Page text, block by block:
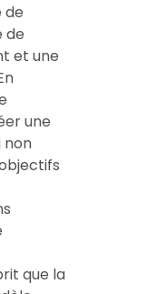
de
de
et une
une
non
que la